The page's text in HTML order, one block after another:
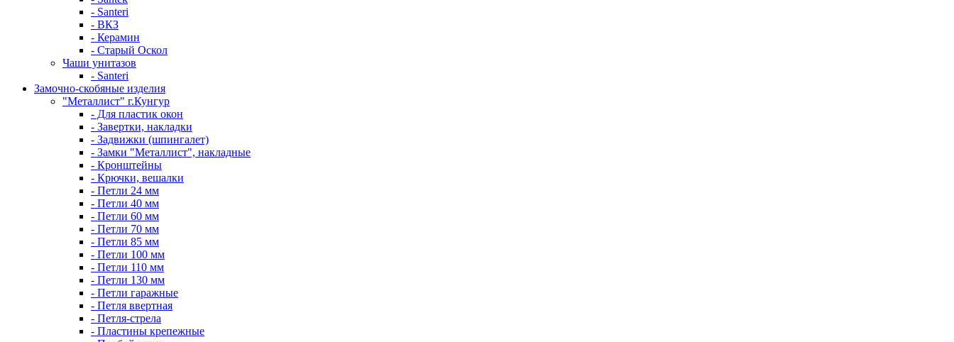
- Santeri
- ВКЗ
- Керамин
- Старый Оскол
Чаши унитазов
- Santeri
Замочно-скобяные изделия
"Металлист" г.Кунгур
- Для пластик окон
- Завертки, накладки
- Задвижки (шпингалет)
- Замки "Металлист", накладные
- Кронштейны
- Крючки, вешалки
- Петли 24 мм
- Петли 40 мм
- Петли 60 мм
- Петли 70 мм
- Петли 85 мм
- Петли 100 мм
- Петли 110 мм
- Петли 130 мм
- Петли гаражные
- Петля ввертная
- Петля-стрела
- Пластины крепежные